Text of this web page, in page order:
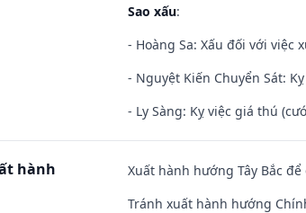
Sao xấu:
- Hoàng Sa: Xấu đối với việc
- Nguyệt Kiến Chuyển Sát:
- Ly Sàng: Kỵ việc giá thú
hành
Xuất hành hướng Tây Bắc
Tránh xuất hành hướng